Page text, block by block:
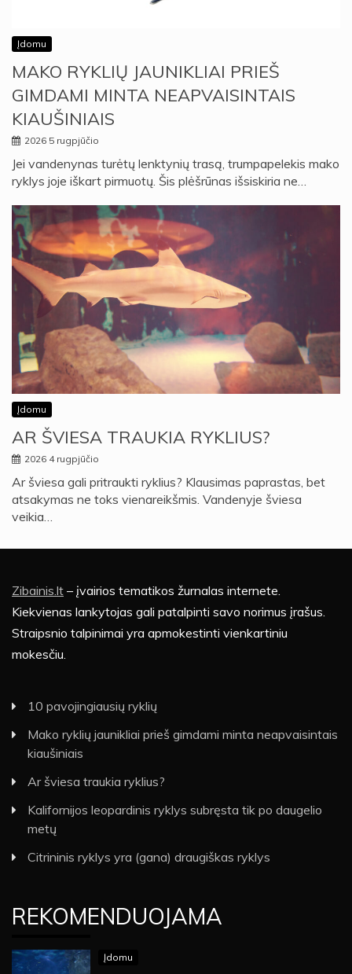
Įdomu
MAKO RYKLIŲ JAUNIKLIAI PRIEŠ
GIMDAMI MINTA NEAPVAISINTAIS
KIAUŠINIAIS
2026 5 rugpjūčio
Jei vandenynas turėtų lenktynių trasą, trumpapelekis mako
ryklys joje iškart pirmuotų. Šis plėšrūnas išsiskiria ne…
Įdomu
AR ŠVIESA TRAUKIA RYKLIUS?
2026 4 rugpjūčio
Ar šviesa gali pritraukti ryklius? Klausimas paprastas, bet
atsakymas ne toks vienareikšmis. Vandenyje šviesa
veikia…
Zibainis.lt – įvairios tematikos žurnalas internete.
Kiekvienas lankytojas gali patalpinti savo norimus įrašus.
Straipsnio talpinimai yra apmokestinti vienkartiniu
mokesčiu.
10 pavojingiausių ryklių
Mako ryklių jaunikliai prieš gimdami minta neapvaisintais
kiaušiniais
Ar šviesa traukia ryklius?
Kalifornijos leopardinis ryklys subręsta tik po daugelio
metų
Citrininis ryklys yra (gana) draugiškas ryklys
REKOMENDUOJAMA
Įdomu